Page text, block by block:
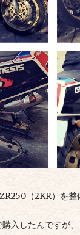
（2KR） を整
入したんですが、